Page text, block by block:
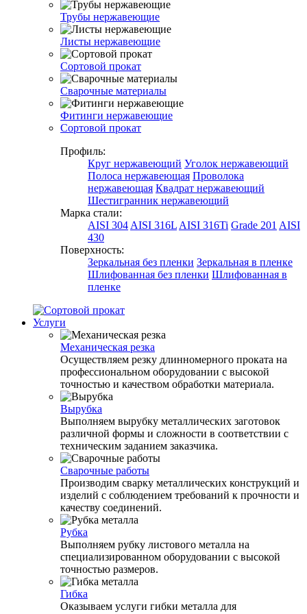
Трубы нержавеющие
Листы нержавеющие
Сортовой прокат
Сварочные материалы
Фитинги нержавеющие
Сортовой прокат
Профиль:
Круг нержавеющий Уголок нержавеющий
Полоса нержавеющая Проволока
нержавеющая Квадрат нержавеющий
Шестигранник нержавеющий
Марка стали:
AISI 304 AISI 316L AISI 316Ti Grade 201 AISI
430
Поверхность:
Зеркальная без пленки Зеркальная в пленке
Шлифованная без пленки Шлифованная в
пленке
Услуги
Механическая резка
Осуществляем резку длинномерного проката на
профессиональном оборудовании с высокой
точностью и качеством обработки материала.
Вырубка
Выполняем вырубку металлических заготовок
различной формы и сложности в соответствии с
техническим заданием заказчика.
Сварочные работы
Производим сварку металлических конструкций и
изделий с соблюдением требований к прочности и
качеству соединений.
Рубка
Выполняем рубку листового металла на
специализированном оборудовании с высокой
точностью размеров.
Гибка
Оказываем услуги гибки металла для